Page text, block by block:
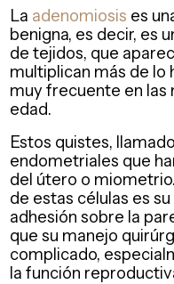
La adenomiosis es
benigna, es decir, es
de tejidos, que
multiplican más de lo
muy frecuente en las
edad.
Estos quistes,
endometriales que
del útero o
de estas células es
adhesión sobre la
que su manejo
complicado,
la función